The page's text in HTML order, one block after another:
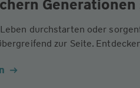
durchstarten oder
zur Seite.